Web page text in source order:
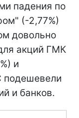
падения по
(-2,77%)
довольно
акций ГМК
и
подешевели
и банков.